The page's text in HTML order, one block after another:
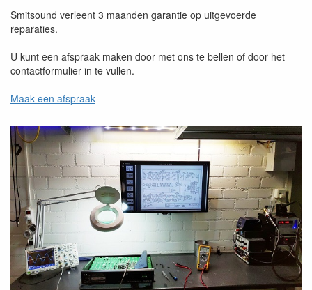
Smitsound verleent 3 maanden garantie op uitgevoerde
reparaties.
U kunt een afspraak maken door met ons te bellen of door het
contactformulier in te vullen.
Maak een afspraak